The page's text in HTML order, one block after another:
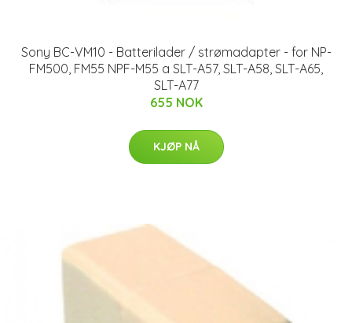
Sony BC-VM10 - Batterilader / strømadapter - for NP-
FM500, FM55 NPF-M55 a SLT-A57, SLT-A58, SLT-A65,
SLT-A77
655 NOK
KJØP NÅ